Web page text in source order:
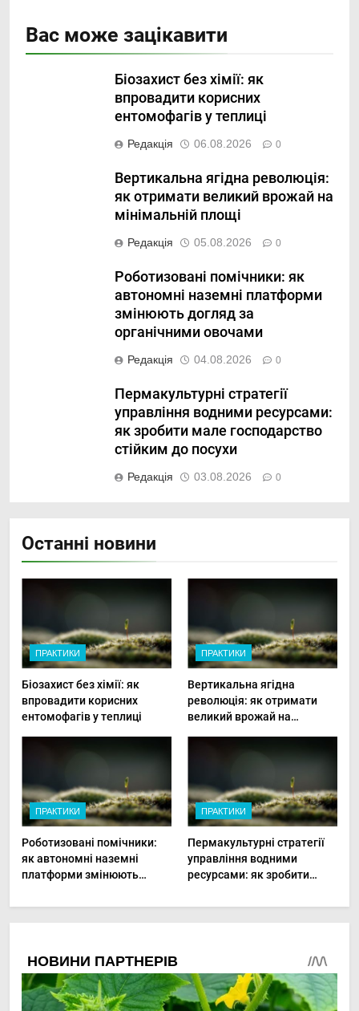
Вас може зацікавити
Біозахист без хімії: як
впровадити корисних
ентомофагів у теплиці
Редакція 06.08.2026 0
Вертикальна ягідна революція:
як отримати великий врожай на
мінімальній площі
Редакція 05.08.2026 0
Роботизовані помічники: як
автономні наземні платформи
змінюють догляд за
органічними овочами
Редакція 04.08.2026 0
Пермакультурні стратегії
управління водними ресурсами:
як зробити мале господарство
стійким до посухи
Редакція 03.08.2026 0
Останні новини
ПРАКТИКИ
Біозахист без хімії: як
впровадити корисних
ентомофагів у теплиці
ПРАКТИКИ
Вертикальна ягідна
революція: як отримати
великий врожай на
ПРАКТИКИ
Роботизовані помічники:
як автономні наземні
платформи змінюють
овочами
ПРАКТИКИ
Пермакультурні стратегії
управління водними
ресурсами: як зробити
до посухи